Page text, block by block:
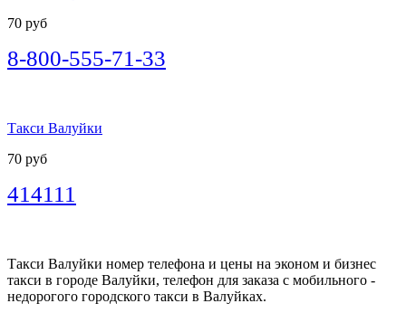
70 руб
8-800-555-71-33
Такси Валуйки
70 руб
414111
Такси Валуйки номер телефона и цены на эконом и бизнес
такси в городе Валуйки, телефон для заказа с мобильного -
недорогого городского такси в Валуйках.